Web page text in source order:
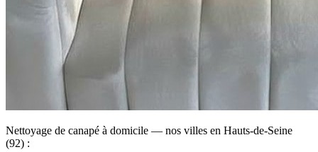
Nettoyage de canapé à domicile — nos villes en Hauts-de-Seine
(92) :